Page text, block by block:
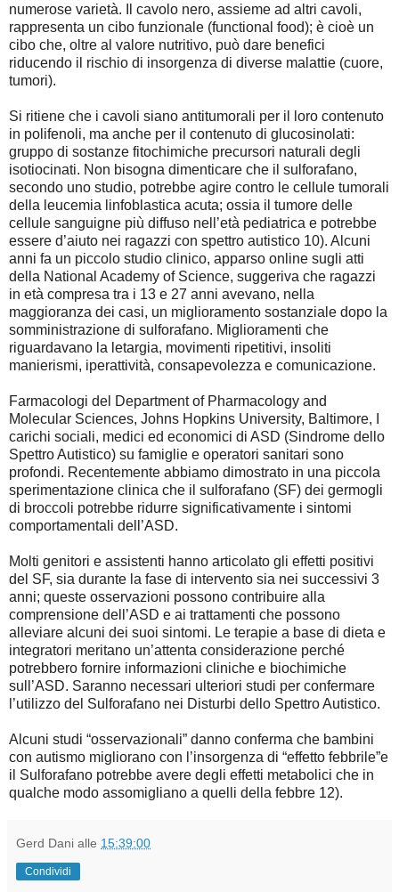
numerose varietà. Il cavolo nero, assieme ad altri cavoli,
rappresenta un cibo funzionale (functional food); è cioè un
cibo che, oltre al valore nutritivo, può dare benefici
riducendo il rischio di insorgenza di diverse malattie (cuore,
tumori).
Si ritiene che i cavoli siano antitumorali per il loro contenuto
in polifenoli, ma anche per il contenuto di glucosinolati:
gruppo di sostanze fitochimiche precursori naturali degli
isotiocinati. Non bisogna dimenticare che il sulforafano,
secondo uno studio, potrebbe agire contro le cellule tumorali
della leucemia linfoblastica acuta; ossia il tumore delle
cellule sanguigne più diffuso nell’età pediatrica e potrebbe
essere d’aiuto nei ragazzi con spettro autistico 10). Alcuni
anni fa un piccolo studio clinico, apparso online sugli atti
della National Academy of Science, suggeriva che ragazzi
in età compresa tra i 13 e 27 anni avevano, nella
maggioranza dei casi, un miglioramento sostanziale dopo la
somministrazione di sulforafano. Miglioramenti che
riguardavano la letargia, movimenti ripetitivi, insoliti
manierismi, iperattività, consapevolezza e comunicazione.
Farmacologi del Department of Pharmacology and
Molecular Sciences, Johns Hopkins University, Baltimore, I
carichi sociali, medici ed economici di ASD (Sindrome dello
Spettro Autistico) su famiglie e operatori sanitari sono
profondi. Recentemente abbiamo dimostrato in una piccola
sperimentazione clinica che il sulforafano (SF) dei germogli
di broccoli potrebbe ridurre significativamente i sintomi
comportamentali dell’ASD.
Molti genitori e assistenti hanno articolato gli effetti positivi
del SF, sia durante la fase di intervento sia nei successivi 3
anni; queste osservazioni possono contribuire alla
comprensione dell’ASD e ai trattamenti che possono
alleviare alcuni dei suoi sintomi. Le terapie a base di dieta e
integratori meritano un’attenta considerazione perché
potrebbero fornire informazioni cliniche e biochimiche
sull’ASD. Saranno necessari ulteriori studi per confermare
l’utilizzo del Sulforafano nei Disturbi dello Spettro Autistico.
Alcuni studi “osservazionali” danno conferma che bambini
con autismo migliorano con l’insorgenza di “effetto febbrile”e
il Sulforafano potrebbe avere degli effetti metabolici che in
qualche modo assomigliano a quelli della febbre 12).
Gerd Dani alle 15:39:00
Condividi